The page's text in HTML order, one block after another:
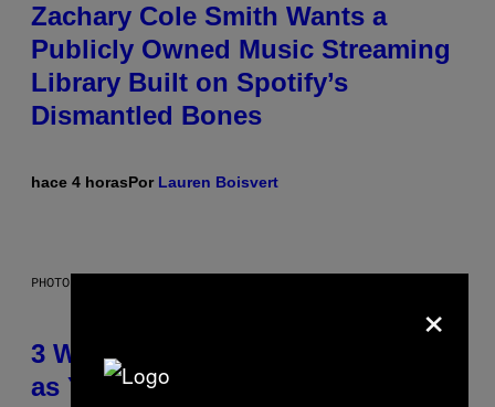
Zachary Cole Smith Wants a
Publicly Owned Music Streaming
Library Built on Spotify’s
Dismantled Bones
hace 4 horasPor Lauren Boisvert
PHOTO ILLUSTRATION BY IAN WALDIE/GETTY IMAGES
3 Ways Your Music Taste Changes
as You Get Older
×